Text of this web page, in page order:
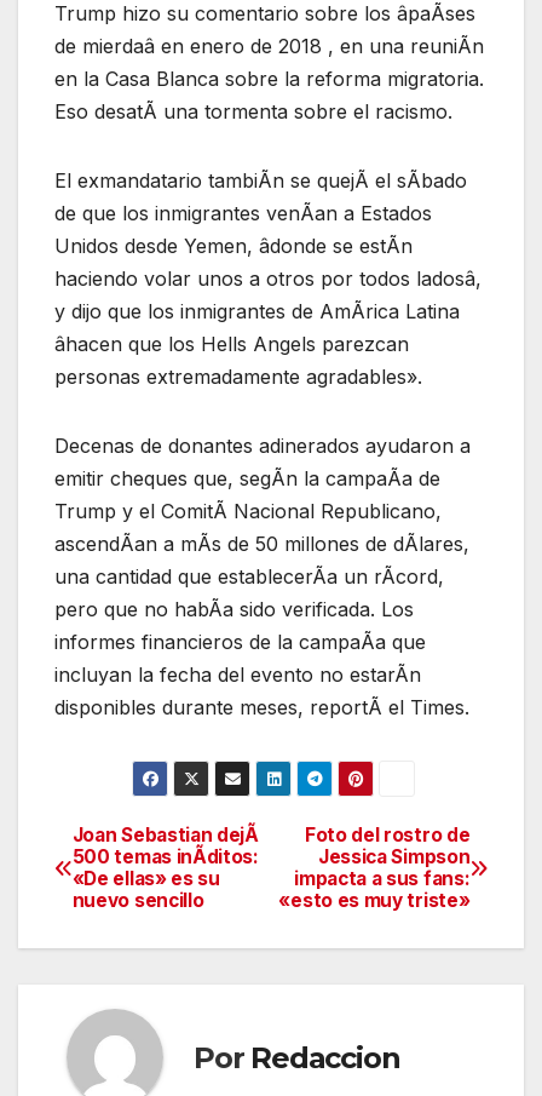
Trump hizo su comentario sobre los âpaÃses
de mierdaâ en enero de 2018 , en una reuniÃn
en la Casa Blanca sobre la reforma migratoria.
Eso desatÃ una tormenta sobre el racismo.
El exmandatario tambiÃn se quejÃ el sÃbado
de que los inmigrantes venÃan a Estados
Unidos desde Yemen, âdonde se estÃn
haciendo volar unos a otros por todos ladosâ,
y dijo que los inmigrantes de AmÃrica Latina
âhacen que los Hells Angels parezcan
personas extremadamente agradables».
Decenas de donantes adinerados ayudaron a
emitir cheques que, segÃn la campaÃa de
Trump y el ComitÃ Nacional Republicano,
ascendÃan a mÃs de 50 millones de dÃlares,
una cantidad que establecerÃa un rÃcord,
pero que no habÃa sido verificada. Los
informes financieros de la campaÃa que
incluyan la fecha del evento no estarÃn
disponibles durante meses, reportÃ el Times.
Navegación
de
entradas
Foto del rostro de
Jessica Simpson
impacta a sus fans:
«esto es muy triste»
Joan Sebastian dejÃ
500 temas inÃditos:
«De ellas» es su
nuevo sencillo
Por Redaccion